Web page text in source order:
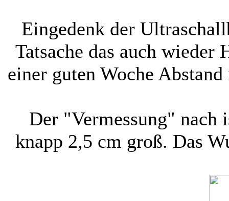
Eingedenk der
Tatsache das auch
einer guten Woche
Der "Vermessung"
knapp 2,5 cm groß. Das